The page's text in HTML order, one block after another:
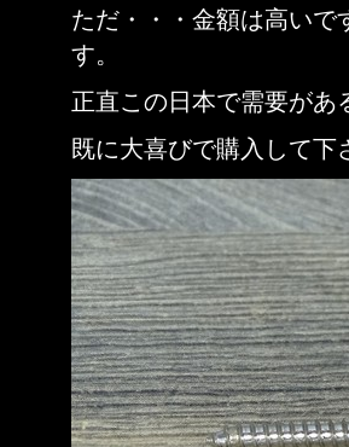
ただ・・・金額は高い
す。
正直この日本で需要があ
既に大喜びで購入して